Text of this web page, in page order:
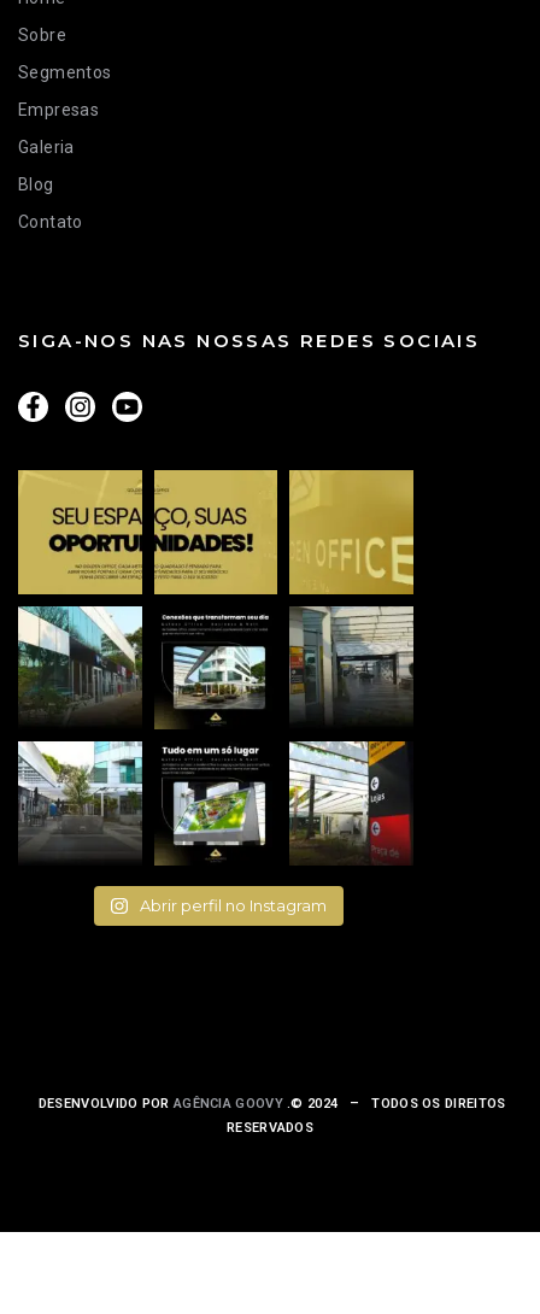
Sobre
Segmentos
Empresas
Galeria
Blog
Contato
SIGA-NOS NAS NOSSAS REDES SOCIAIS
Abrir perfil no Instagram
DESENVOLVIDO POR AGÊNCIA GOOVY.© 2024 – TODOS OS DIREITOS
RESERVADOS